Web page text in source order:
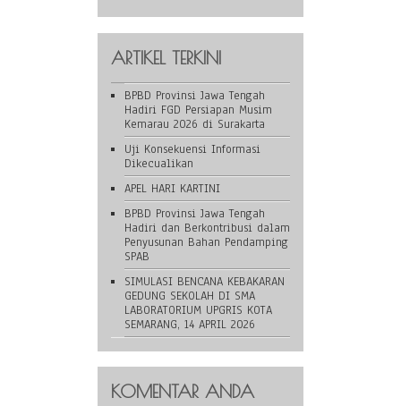
ARTIKEL TERKINI
BPBD Provinsi Jawa Tengah
Hadiri FGD Persiapan Musim
Kemarau 2026 di Surakarta
Uji Konsekuensi Informasi
Dikecualikan
APEL HARI KARTINI
BPBD Provinsi Jawa Tengah
Hadiri dan Berkontribusi dalam
Penyusunan Bahan Pendamping
SPAB
SIMULASI BENCANA KEBAKARAN
GEDUNG SEKOLAH DI SMA
LABORATORIUM UPGRIS KOTA
SEMARANG, 14 APRIL 2026
KOMENTAR ANDA